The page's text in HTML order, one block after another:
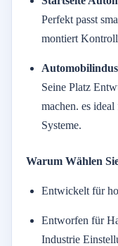
Perfekt passt
montiert
Seine Platz
machen. es ideal
Systeme.
Warum Wählen
Entwickelt für
Entworfen für
Industrie